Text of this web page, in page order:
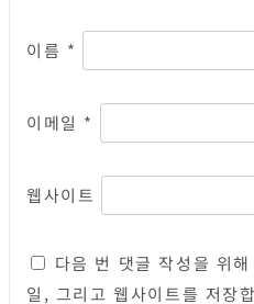
이름 *
이메일 *
웹사이트
다음 번 댓글 작성을 위
일, 그리고 웹사이트를 저장